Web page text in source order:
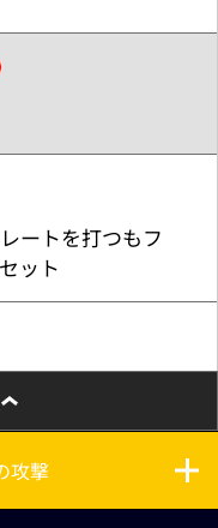
ートを打つもフ
ット
攻撃